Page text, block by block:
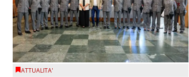
ATTUALITA'